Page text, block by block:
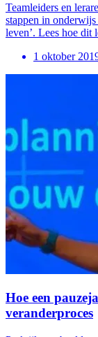
Teamleiders en
stappen in onderwijs
leven’. Lees hoe
1 oktober
Hoe een
veranderproces